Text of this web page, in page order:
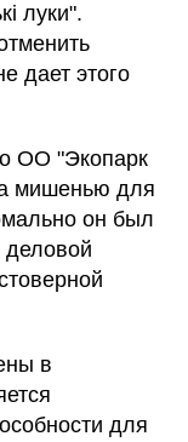
луки".
дает этого
ОО "Экопарк
мишенью для
он был
в
для